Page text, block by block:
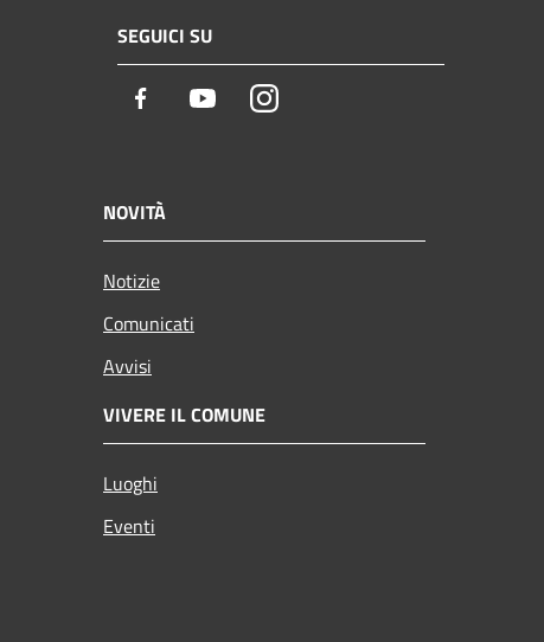
SEGUICI SU
Facebook YoutubeInstagram
NOVITÀ
Notizie
Comunicati
Avvisi
VIVERE IL COMUNE
Luoghi
Eventi